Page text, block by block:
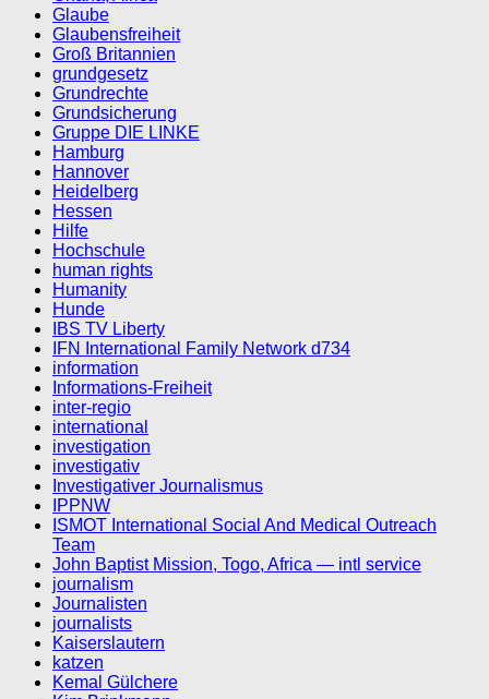
Glaube
Glaubensfreiheit
Groß Britannien
grundgesetz
Grundrechte
Grundsicherung
Gruppe DIE LINKE
Hamburg
Hannover
Heidelberg
Hessen
Hilfe
Hochschule
human rights
Humanity
Hunde
IBS TV Liberty
IFN International Family Network d734
information
Informations-Freiheit
inter-regio
international
investigation
investigativ
Investigativer Journalismus
IPPNW
ISMOT International Social And Medical Outreach
Team
John Baptist Mission, Togo, Africa — intl service
journalism
Journalisten
journalists
Kaiserslautern
katzen
Kemal Gülchere